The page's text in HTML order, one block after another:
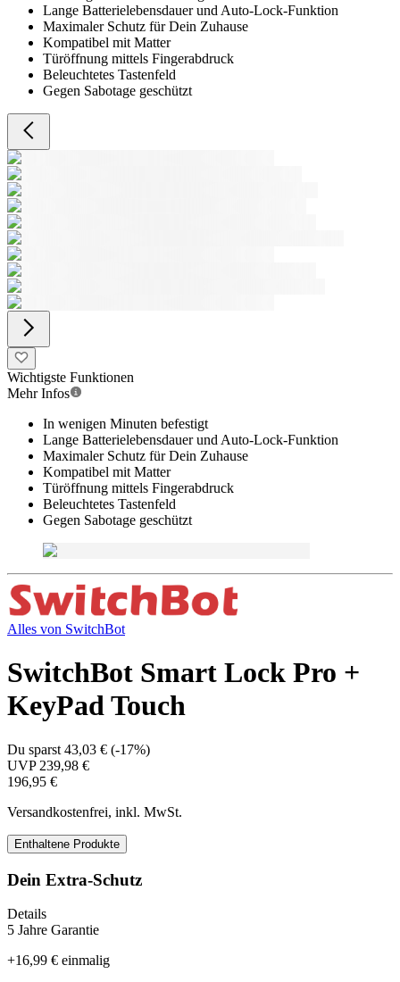
Lange Batterielebensdauer und Auto-Lock-Funktion
Maximaler Schutz für Dein Zuhause
Kompatibel mit Matter
Türöffnung mittels Fingerabdruck
Beleuchtetes Tastenfeld
Gegen Sabotage geschützt
Wichtigste Funktionen
Mehr Infos
In wenigen Minuten befestigt
Lange Batterielebensdauer und Auto-Lock-Funktion
Maximaler Schutz für Dein Zuhause
Kompatibel mit Matter
Türöffnung mittels Fingerabdruck
Beleuchtetes Tastenfeld
Gegen Sabotage geschützt
Alles von SwitchBot
SwitchBot Smart Lock Pro +
KeyPad Touch
Du sparst 43,03 € (-17%)
UVP 239,98 €
196,95 €
Versandkostenfrei, inkl. MwSt.
Enthaltene Produkte
Dein Extra-Schutz
Details
5 Jahre Garantie
+16,99 € einmalig